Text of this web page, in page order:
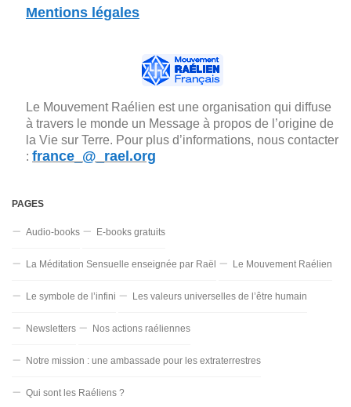
Mentions légales
Le Mouvement Raélien est une organisation qui diffuse
à travers le monde un Message à propos de l’origine de
la Vie sur Terre. Pour plus d’informations, nous contacter
: france_@_rael.org
PAGES
Audio-books E-books gratuits
La Méditation Sensuelle enseignée par Raël Le Mouvement Raélien
Le symbole de l’infini Les valeurs universelles de l’être humain
Newsletters Nos actions raéliennes
Notre mission : une ambassade pour les extraterrestres
Qui sont les Raéliens ?